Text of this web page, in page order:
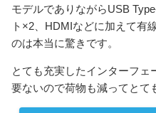
モデルでありながらUSB
ト×2、HDMIなどに加えて有
のは本当に驚きです。
とても充実したインターフ
要ないので荷物も減ってとて